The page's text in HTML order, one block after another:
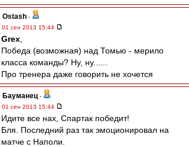
Ostash -
01 сен 2013 15:44
Grex
Победа (возможная) над Томью - мерило
класса команды? Ну, ну......
Про тренера даже говорить не хочется
Бауманец -
01 сен 2013 15:44
Идите все нах, Спартак победит!
Бля. Последний раз так эмоционировал на
матче с Наполи.